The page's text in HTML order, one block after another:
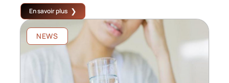
En savoir plus
NEWS